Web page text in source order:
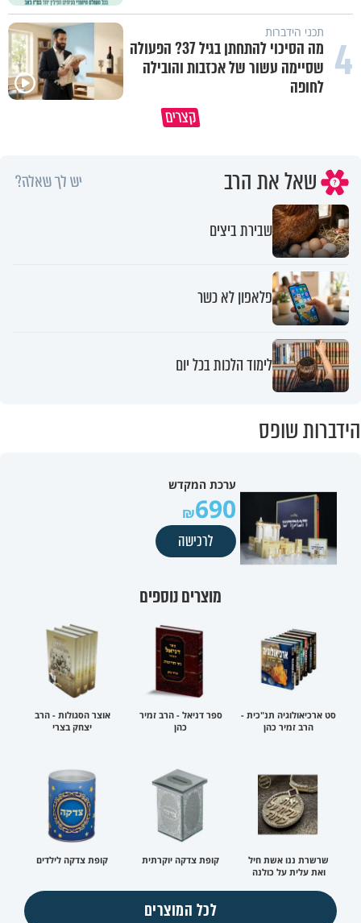
4 תכני הידברות
מה הסיכוי להתחתן בגיל 37? הפעולה
שסיימה עשור של אכזבות והובילה
לחופה
קצרים
שאל את הרב יש לך שאלה?
שבירת ביצים
פלאפון לא כשר
לימוד הלכות בכל יום
הידברות שופס
ערכת המקדש
690
לרכישה
מוצרים נוספים
סט ארכיאולוגיה תנ"כית -
הרב זמיר כהן
ספר דניאל - הרב זמיר
כהן
אוצר הסגולות - הרב
יצחק בצרי
שרשרת ננו אשת חיל
ואת עלית על כולנה
קופת צדקה יוקרתית קופת צדקה לילדים
לכל המוצרים